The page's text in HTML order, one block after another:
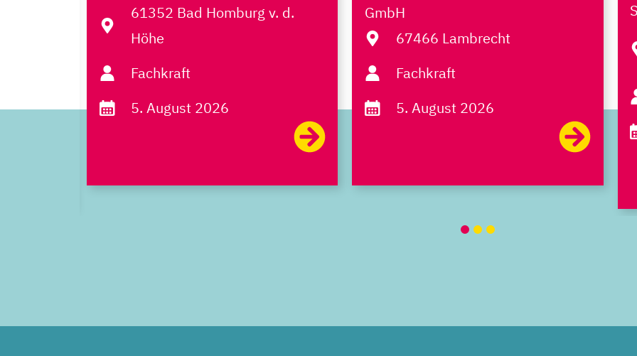
61352 Bad Homburg v. d.
Höhe
Fachkraft
5. August 2026
GmbH
67466 Lambrecht
Fachkraft
5. August 2026